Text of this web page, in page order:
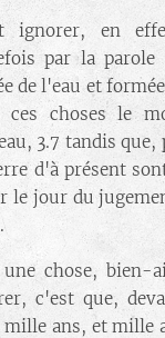
ignorer, en
par la parole
de l'eau et
choses le
3.7 tandis que,
d'à présent
le jour du
chose, bien-
c'est que,
ans, et mille